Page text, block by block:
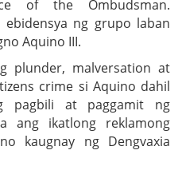
of the Ombudsman.
ng grupo laban
Aquino III.
plunder, malversation at
crime si Aquino dahil
pagbili at paggamit ng
ang ikatlong reklamong
kaugnay ng Dengvaxia